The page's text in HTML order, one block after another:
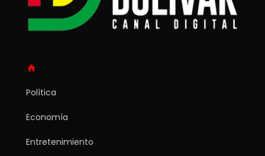
Política
Economía
Entretenimiento